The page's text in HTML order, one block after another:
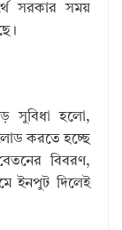
সরকার সময়
সুবিধা হলো,
করতে হচ্ছে
বিবরণ,
ইনপুট দিলেই